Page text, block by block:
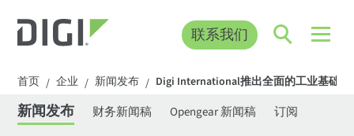
联系我们
首页 / 企业 / 新闻发布 / Digi International推出全面的工业基础
新闻发布 财务新闻稿 Opengear 新闻稿 订阅